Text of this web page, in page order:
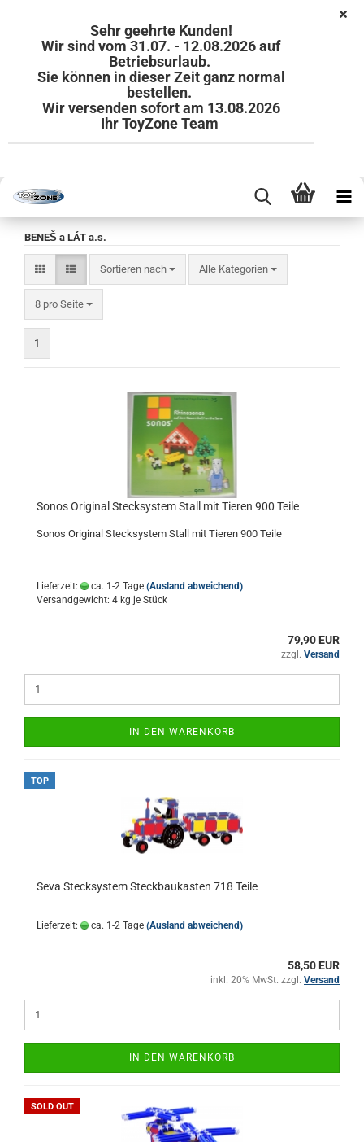
Sehr geehrte Kunden!
Wir sind vom 31.07. - 12.08.2026 auf
Betriebsurlaub.
Sie können in dieser Zeit ganz normal
bestellen.
Wir versenden sofort am 13.08.2026
Ihr ToyZone Team
BENEŠ a LÁT a.s.
Sortieren nach
Sortieren nach Alle Kategorien
8 pro Seite
pro Seite
1
Sonos Original Stecksystem Stall mit Tieren 900 Teile
Sonos Original Stecksystem Stall mit Tieren 900 Teile
Lieferzeit: ca. 1-2 Tage (Ausland abweichend)
Versandgewicht: 4 kg je Stück
79,90 EUR
zzgl. Versand
IN DEN WARENKORB
TOP
Seva Stecksystem Steckbaukasten 718 Teile
Lieferzeit: ca. 1-2 Tage (Ausland abweichend)
58,50 EUR
inkl. 20% MwSt. zzgl. Versand
IN DEN WARENKORB
SOLD OUT